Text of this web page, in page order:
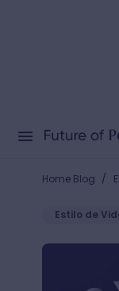
Home Blog /
Estilo de
9